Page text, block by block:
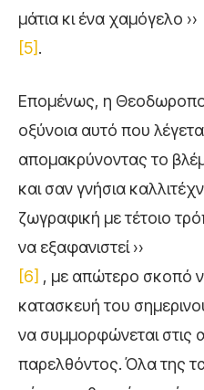
μάτια κι ένα χαμόγελο ››
[5].
Επομένως, η
οξύνοια αυτό που
απομακρύνοντας το
και σαν γνήσια
ζωγραφική με τέτοιο
να εξαφανιστεί ››
[6] , με απώτερο σκοπό
κατασκευή του
να συμμορφώνεται στις
παρελθόντος. Όλα της